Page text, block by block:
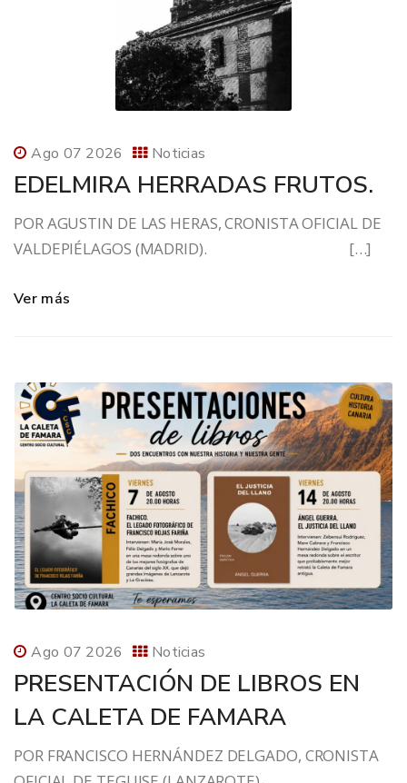
Ago 07 2026 Noticias
EDELMIRA HERRADAS FRUTOS.
POR AGUSTIN DE LAS HERAS, CRONISTA OFICIAL DE
VALDEPIÉLAGOS (MADRID). […]
Ver más
Ago 07 2026 Noticias
PRESENTACIÓN DE LIBROS EN
LA CALETA DE FAMARA
POR FRANCISCO HERNÁNDEZ DELGADO, CRONISTA